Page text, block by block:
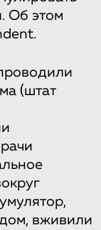
Об этом
(штат
вживили